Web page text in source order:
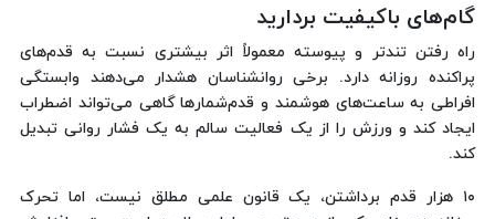
گام‌های باکیفیت بردارید
راه رفتن تندتر و پیوسته معمولاً اثر بیشتری نسبت به قدم‌های
پراکنده روزانه دارد. برخی روانشناسان هشدار می‌دهند وابستگی
افراطی به ساعت‌های هوشمند و قدم‌شمارها گاهی می‌تواند اضطراب
ایجاد کند و ورزش را از یک فعالیت سالم به یک فشار روانی تبدیل
کند.
۱۰ هزار قدم برداشتن، یک قانون علمی مطلق نیست، اما تحرک